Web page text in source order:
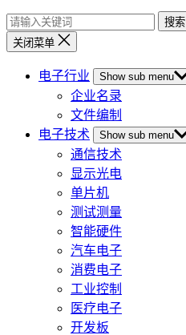
搜索
关闭菜单
电子行业 Show sub menu
企业名录
文件编制
电子技术
Show sub menu
通信技术
显示光电
单片机
测试测量
智能硬件
汽车电子
消费电子
工业控制
医疗电子
开发板